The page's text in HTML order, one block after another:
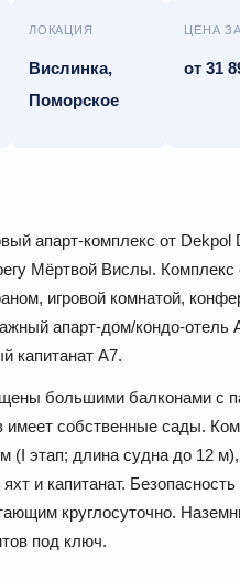
ЛОКАЦИЯ
Вислинка,
Поморское
ЦЕНА
от 31
апарт-комплекс от
Мёртвой Вислы.
игровой комнатой,
апарт-дом/кондо-
капитанат A7.
большими балконами с
имеет собственные сады.
(I этап; длина судна до 12
и капитанат.
круглосуточно.
под ключ.